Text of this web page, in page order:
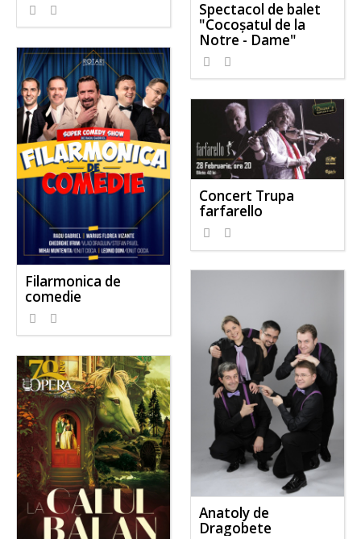
Spectacol de balet
"Cocoșatul de la
Notre - Dame"
Filarmonica de
comedie
Concert Trupa
farfarello
Anatoly de
Dragobete